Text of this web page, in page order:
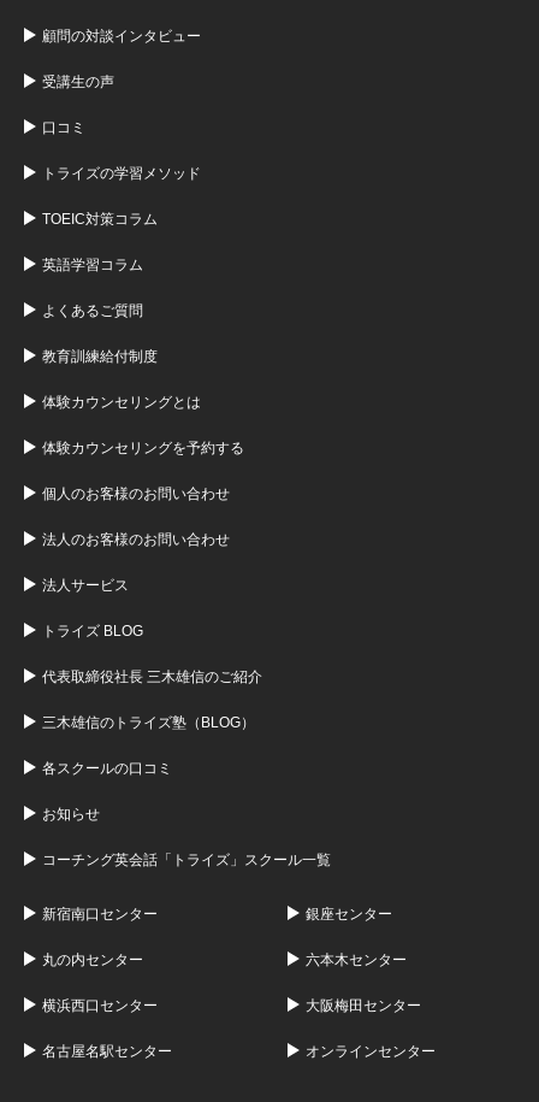
顧問の対談インタビュー
受講生の声
口コミ
トライズの学習メソッド
TOEIC対策コラム
英語学習コラム
よくあるご質問
教育訓練給付制度
体験カウンセリングとは
体験カウンセリングを予約する
個人のお客様のお問い合わせ
法人のお客様のお問い合わせ
法人サービス
トライズ BLOG
代表取締役社長 三木雄信のご紹介
三木雄信のトライズ塾（BLOG）
各スクールの口コミ
お知らせ
コーチング英会話「トライズ」スクール一覧
新宿南口センター 銀座センター
丸の内センター 六本木センター
横浜西口センター 大阪梅田センター
名古屋名駅センター オンラインセンター